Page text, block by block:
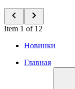
Item 1 of 12
Новинки
Главная